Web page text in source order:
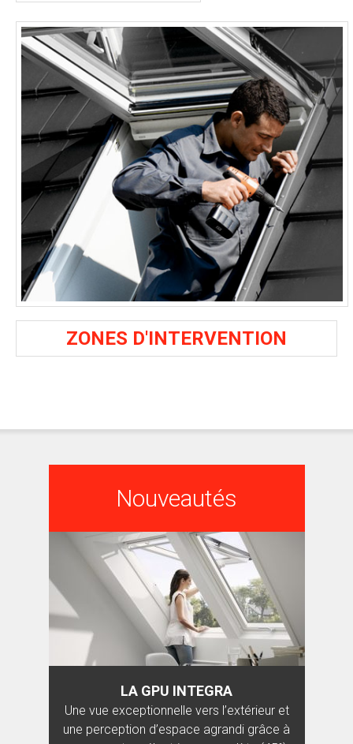
ZONES D'INTERVENTION
Nouveautés
LA GPU INTEGRA
Une vue exceptionnelle vers l’extérieur et
une perception d’espace agrandi grâce à